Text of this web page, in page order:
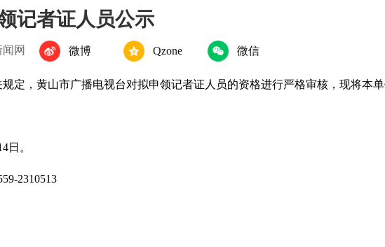
记者证人员公示
网 微博 Qzone 微信
定，黄山市广播电视台对拟申领记者证人员的资格进行严格审核，现将本
日。
2310513